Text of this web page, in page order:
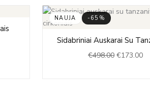
NAUJA -65%
Sidabriniai Auskarai Su
€498.00 was:
€173.00is: